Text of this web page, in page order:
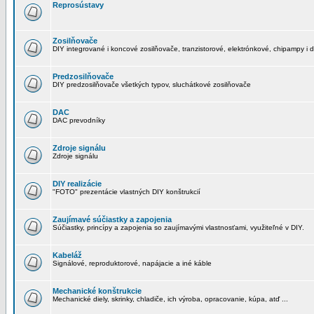
Reprosústavy
Zosilňovače
DIY integrované i koncové zosilňovače, tranzistorové, elektrónkové, chipampy i
Predzosilňovače
DIY predzosilňovače všetkých typov, sluchátkové zosilňovače
DAC
DAC prevodníky
Zdroje signálu
Zdroje signálu
DIY realizácie
"FOTO" prezentácie vlastných DIY konštrukcií
Zaujímavé súčiastky a zapojenia
Súčiastky, princípy a zapojenia so zaujímavými vlastnosťami, využiteľné v DIY.
Kabeláž
Signálové, reproduktorové, napájacie a iné káble
Mechanické konštrukcie
Mechanické diely, skrinky, chladiče, ich výroba, opracovanie, kúpa, atď ...